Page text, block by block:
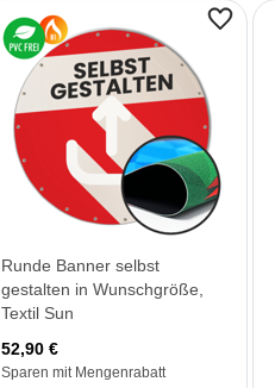
Runde Banner selbst
gestalten in Wunschgröße,
Textil Sun
52,90 €
Sparen mit Mengenrabatt